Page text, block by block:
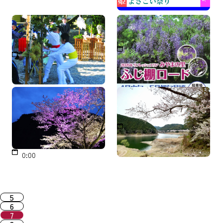
鹽竈神社のせみ祭り
毎年1月 成人の日前日の日
曜日
日本一長いふじ棚ロード
４月中旬～5月初旬
桜ライトアップウイーク
エンド ソメイヨシノライ
トアップ
2026年3月28日(土)18:00～2
0:00
古座川町 桜フェア
2026年3月20日(金)～4月5日
(日)
5
6
7